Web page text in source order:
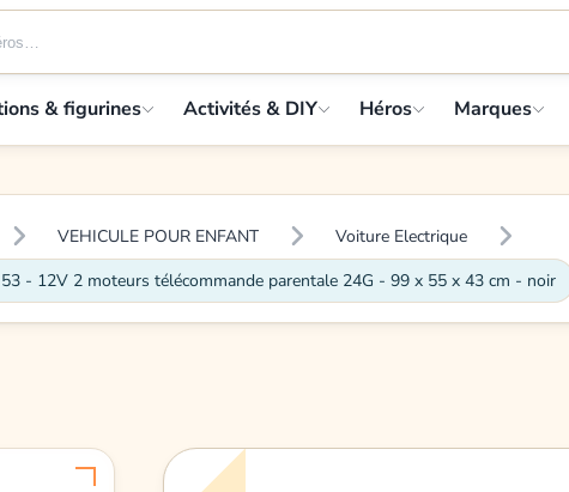
& figurines Activités & DIY Héros Marques
VEHICULE POUR ENFANT
Voiture Electrique
- 12V 2 moteurs télécommande parentale 24G - 99 x 55 x 43 cm - noir